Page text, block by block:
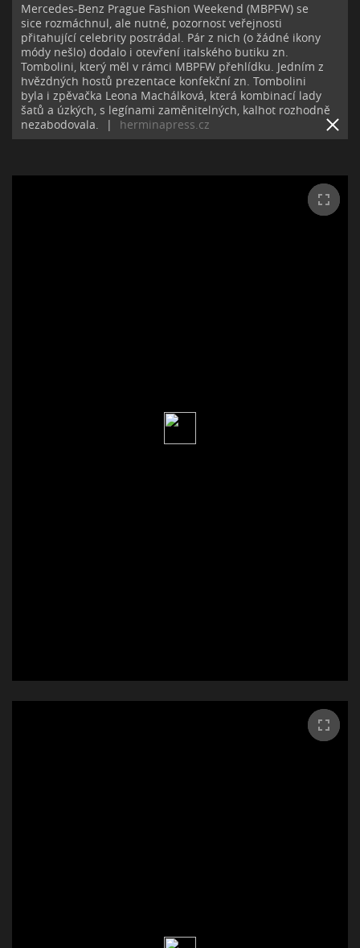
Mercedes-Benz Prague Fashion Weekend (MBPFW) se
sice rozmáchnul, ale nutné, pozornost veřejnosti
přitahující celebrity postrádal. Pár z nich (o žádné ikony
módy nešlo) dodalo i otevření italského butiku zn.
Tombolini, který měl v rámci MBPFW přehlídku. Jedním z
hvězdných hostů prezentace konfekční zn. Tombolini
byla i zpěvačka Leona Machálková, která kombinací lady
šatů a úzkých, s legínami zaměnitelných, kalhot rozhodně
nezabodovala.
| herminapress.cz